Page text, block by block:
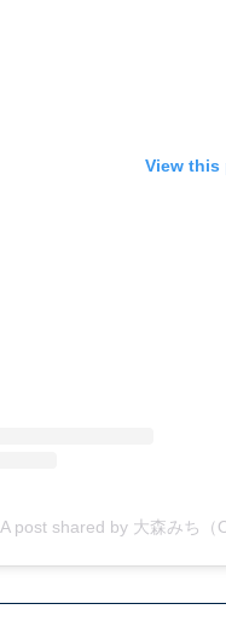
View this
A post shared by 大森みち